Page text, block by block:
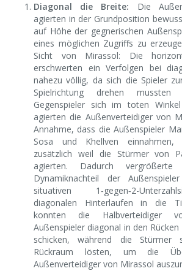
Diagonal die Breite: Die
agierten in der Grundposition
auf Höhe der gegnerischen
eines möglichen Zugriffs zu
Sicht von Mirassol: Die
erschwerten ein Verfolgen bei
nahezu völlig, da sich die Spieler
Spielrichtung drehen
Gegenspieler sich im toten
agierten die Außenverteidiger von
Annahme, dass die Außenspieler
Sosa und Khellven
zusätzlich weil die Stürmer von
agierten. Dadurch
Dynamiknachteil der
situativen 1‑gegen‑2-
diagonalen Hinterlaufen in die
konnten die Halbverteidiger
Außenspieler diagonal in den
schicken, während die Stürmer
Rückraum lösten, um die
Außenverteidiger von Mirassol